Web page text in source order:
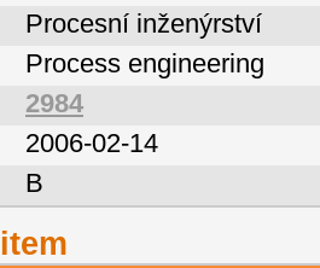
Procesní inženýrství
Process engineering
2984
2006-02-14
B